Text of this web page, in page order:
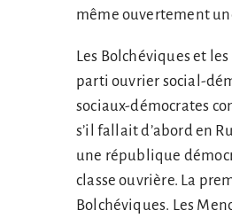
même ouvertement
Les Bolchéviques et
parti ouvrier social-
sociaux-démocrates
s’il fallait d’abord en
une république
classe ouvrière. La
Bolchéviques. Les